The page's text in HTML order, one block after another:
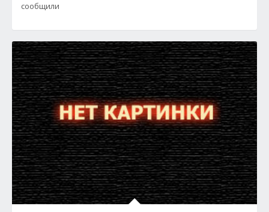
сообщили